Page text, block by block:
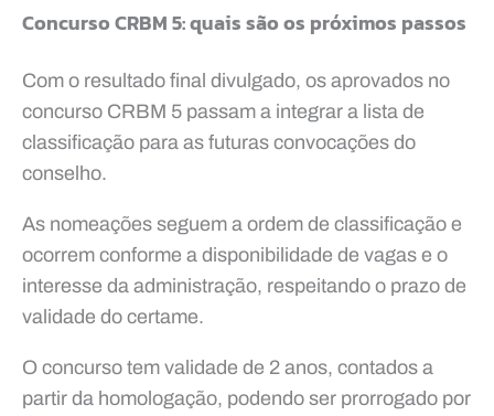
Concurso CRBM 5: quais são os próximos passos
Com o resultado final divulgado, os aprovados no
concurso CRBM 5 passam a integrar a lista de
classificação para as futuras convocações do
conselho.
As nomeações seguem a ordem de classificação e
ocorrem conforme a disponibilidade de vagas e o
interesse da administração, respeitando o prazo de
validade do certame.
O concurso tem validade de 2 anos, contados a
partir da homologação, podendo ser prorrogado por